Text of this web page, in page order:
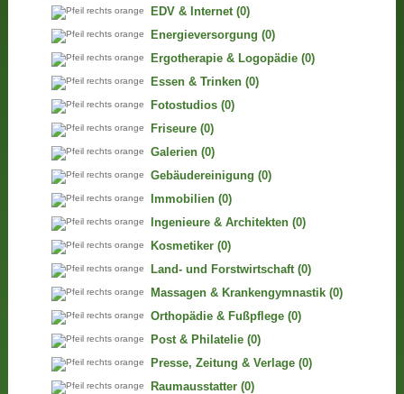
EDV & Internet (0)
Energieversorgung (0)
Ergotherapie & Logopädie (0)
Essen & Trinken (0)
Fotostudios (0)
Friseure (0)
Galerien (0)
Gebäudereinigung (0)
Immobilien (0)
Ingenieure & Architekten (0)
Kosmetiker (0)
Land- und Forstwirtschaft (0)
Massagen & Krankengymnastik (0)
Orthopädie & Fußpflege (0)
Post & Philatelie (0)
Presse, Zeitung & Verlage (0)
Raumausstatter (0)